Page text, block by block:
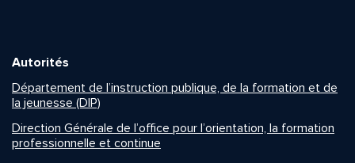
Autorités
Département de l’instruction publique, de la formation et de
la jeunesse (DIP)
Direction Générale de l’office pour l’orientation, la formation
professionnelle et continue